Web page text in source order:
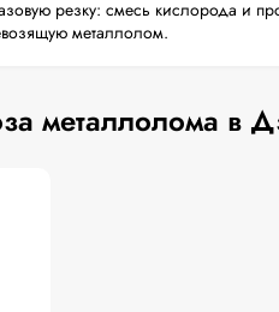
резку: смесь кислорода и
металлолом.
металлолома в